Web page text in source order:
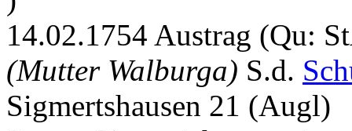
14.02.1754 Austrag (Qu:
(Mutter Walburga) S.d.
Sigmertshausen 21 (Augl)